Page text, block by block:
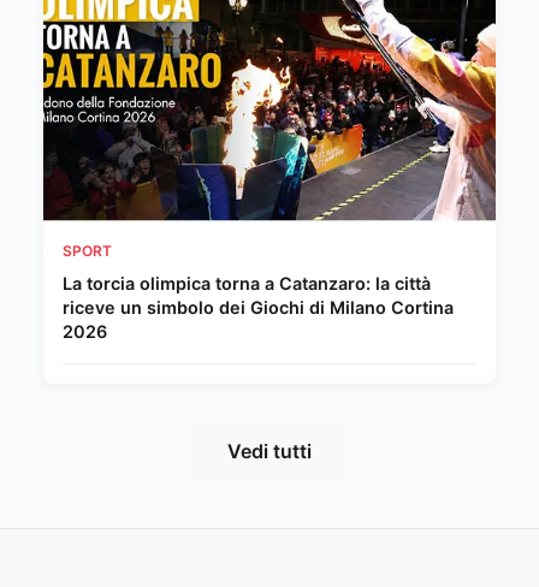
SPORT
La torcia olimpica torna a Catanzaro: la città
riceve un simbolo dei Giochi di Milano Cortina
2026
Vedi tutti